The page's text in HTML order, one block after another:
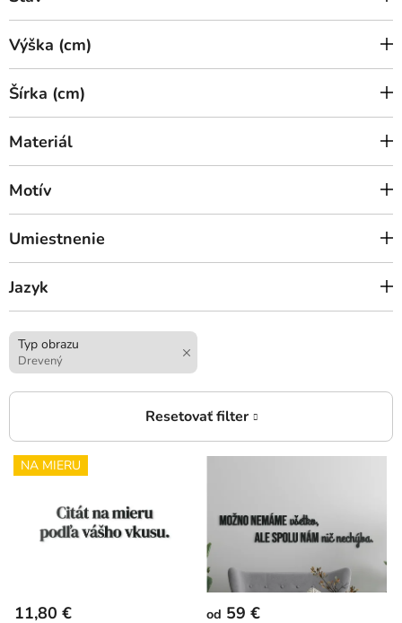
Výška (cm)
Šírka (cm)
Materiál
Motív
Umiestnenie
Jazyk
Typ obrazu
Drevený
V
ý
NA MIERU
11,80 € od 59 €